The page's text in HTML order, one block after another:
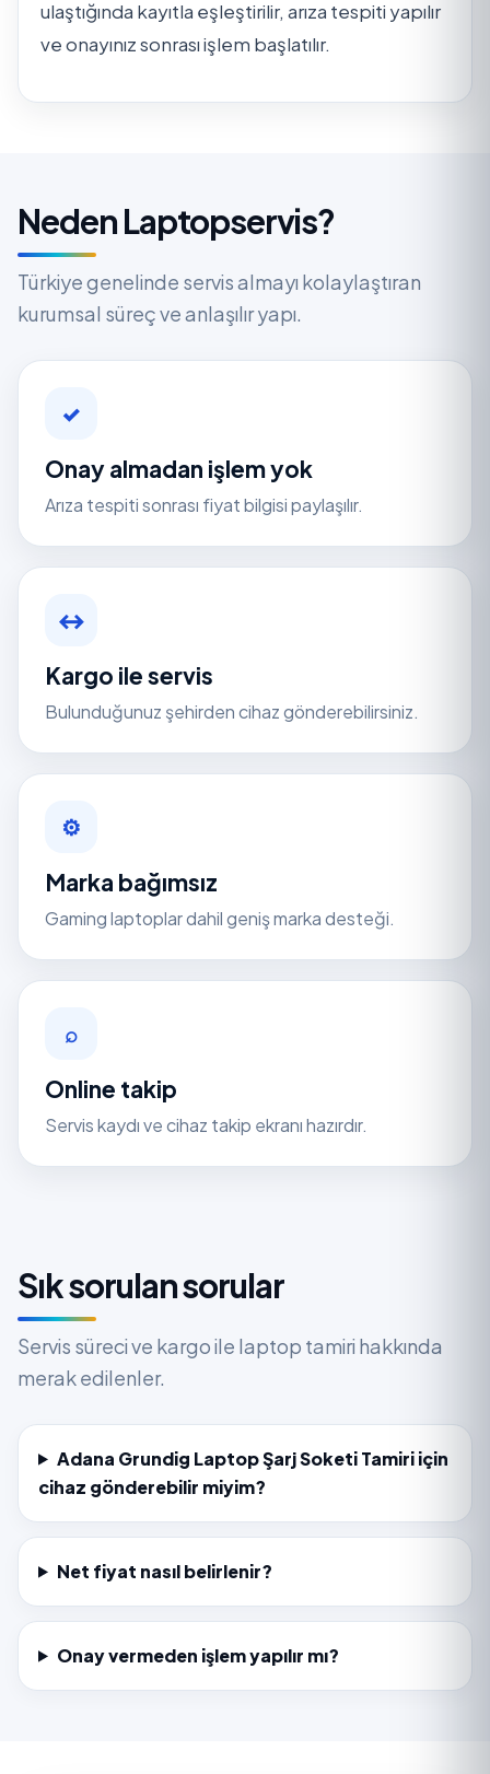
ulaştığında kayıtla eşleştirilir, arıza tespiti yapılır
ve onayınız sonrası işlem başlatılır.
Neden Laptopservis?
Türkiye genelinde servis almayı kolaylaştıran
kurumsal süreç ve anlaşılır yapı.
✓
Onay almadan işlem yok
Arıza tespiti sonrası fiyat bilgisi paylaşılır.
↔
Kargo ile servis
Bulunduğunuz şehirden cihaz gönderebilirsiniz.
⚙
Marka bağımsız
Gaming laptoplar dahil geniş marka desteği.
⌕
Online takip
Servis kaydı ve cihaz takip ekranı hazırdır.
Sık sorulan sorular
Servis süreci ve kargo ile laptop tamiri hakkında
merak edilenler.
Adana Grundig Laptop Şarj Soketi Tamiri için
cihaz gönderebilir miyim?
Net fiyat nasıl belirlenir?
Onay vermeden işlem yapılır mı?